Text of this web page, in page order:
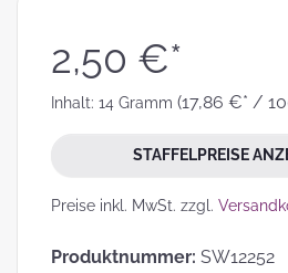
2,50 €*
Inhalt: 14 Gramm (17,86 €* /
STAFFELPREISE
Preise inkl. MwSt. zzgl.
Produktnummer: SW12252